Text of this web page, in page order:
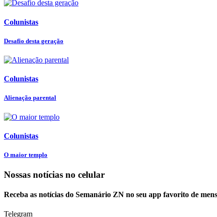
Colunistas
Desafio desta geração
Colunistas
Alienação parental
Colunistas
O maior templo
Nossas notícias no celular
Receba as notícias do Semanário ZN no seu app favorito de
Telegram